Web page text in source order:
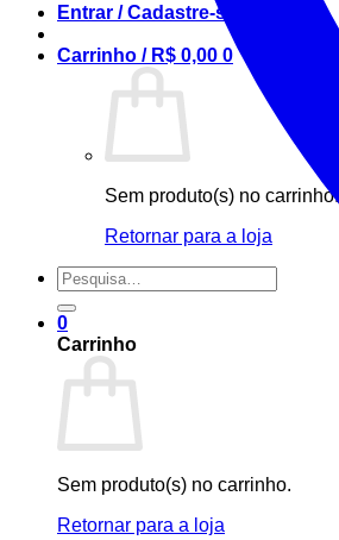
Entrar / Cadastre-se
Carrinho / R$ 0,00 0
Sem produto(s) no carrinho.
Retornar para a loja
Pesquisar
por:
0
Carrinho
Sem produto(s) no carrinho.
Retornar para a loja